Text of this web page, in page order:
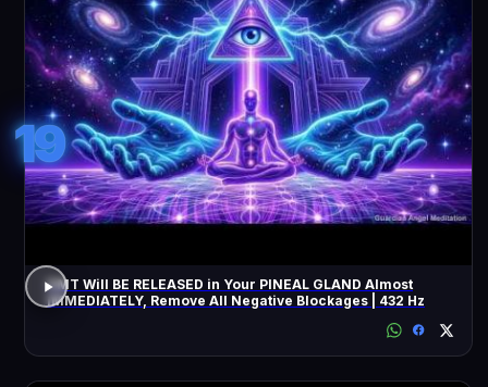
19
DMT Will BE RELEASED in Your PINEAL GLAND Almost
IMMEDIATELY, Remove All Negative Blockages | 432 Hz